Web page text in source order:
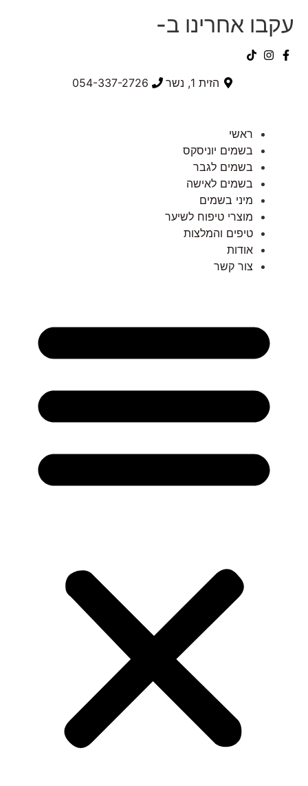
הזית 1, נשר 054-337-2726⁩
עקבו אחרינו ב-
ראשי
בשמים יוניסקס
בשמים לגבר
בשמים לאישה
מיני בשמים
מוצרי טיפוח לשיער
טיפים והמלצות
אודות
צור קשר